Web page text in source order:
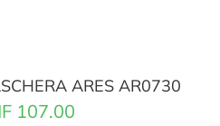
ARES AR0730
107.00